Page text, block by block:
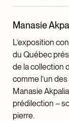
Manasie
L’exposition
du Québec
de la collection
comme l’un
Manasie
prédilection –
pierre.